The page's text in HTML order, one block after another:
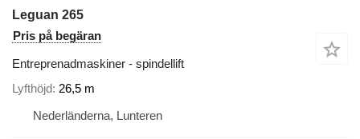
Leguan 265
Pris på begäran
Entreprenadmaskiner - spindellift
Lyfthöjd 26,5 m
Nederländerna, Lunteren